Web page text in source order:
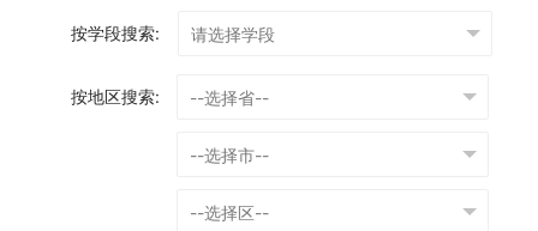
按学段搜索:
按地区搜索: